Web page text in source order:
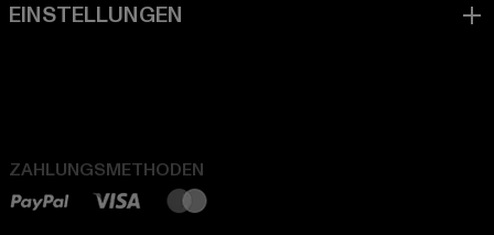
ZAHLUNGSMETHODEN